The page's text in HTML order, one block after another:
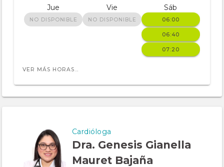
Jue
NO DISPONIBLE
Vie
NO DISPONIBLE
Sáb
06:00
06:40
07:20
VER MÁS HORAS...
Cardióloga
Dra. Genesis Gianella
Mauret Bajaña